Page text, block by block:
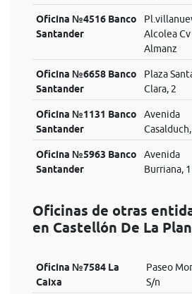
Oficina №4516 Banco
Santander
Alcolea Cv
Almanz
Oficina №6658 Banco
Santander
Plaza
Clara, 2
Oficina №1131 Banco
Santander
Avenida
Oficina №5963 Banco
Santander
Avenida
Burriana, 1
Oficinas de otras
en Castellón De La
Oficina №7584 La
Caixa
Paseo
S/n